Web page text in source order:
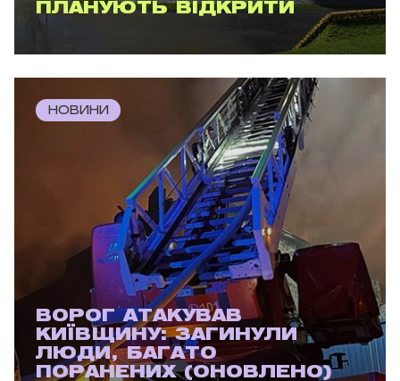
ПЛАНУЮТЬ ВІДКРИТИ
НОВИНИ
ВОРОГ АТАКУВАВ
КИЇВЩИНУ: ЗАГИНУЛИ
ЛЮДИ, БАГАТО
ПОРАНЕНИХ (ОНОВЛЕНО)